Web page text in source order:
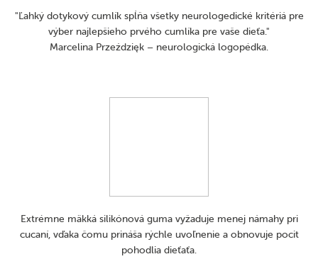
"Ľahký dotykový cumlík spĺňa všetky neurologedické kritériá pre
výber najlepšieho prvého cumlíka pre vaše dieťa."
Marcelina Przeździęk – neurologická logopédka.
Extrémne mäkká silikónová guma vyžaduje menej námahy pri
cucaní, vďaka čomu prináša rýchle uvoľnenie a obnovuje pocit
pohodlia dieťaťa.